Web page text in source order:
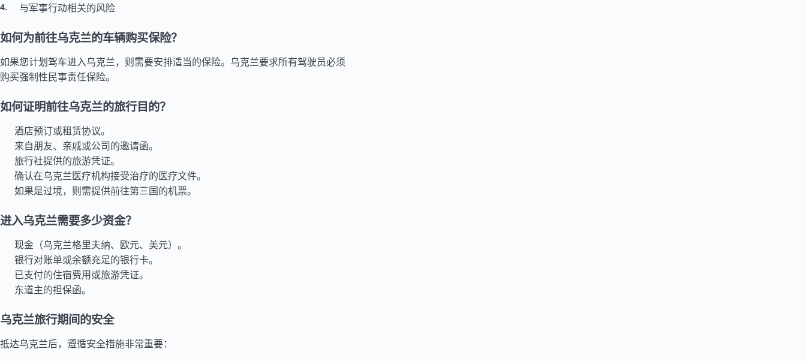
与军事行动相关的风险
如何为前往乌克兰的车辆购买保险？
如果您计划驾车进入乌克兰，则需要安排适当的保险。乌克兰要求所有驾驶员必须
购买强制性民事责任保险。
如何证明前往乌克兰的旅行目的？
酒店预订或租赁协议。
来自朋友、亲戚或公司的邀请函。
旅行社提供的旅游凭证。
确认在乌克兰医疗机构接受治疗的医疗文件。
如果是过境，则需提供前往第三国的机票。
进入乌克兰需要多少资金？
现金（乌克兰格里夫纳、欧元、美元）。
银行对账单或余额充足的银行卡。
已支付的住宿费用或旅游凭证。
东道主的担保函。
乌克兰旅行期间的安全
抵达乌克兰后，遵循安全措施非常重要：